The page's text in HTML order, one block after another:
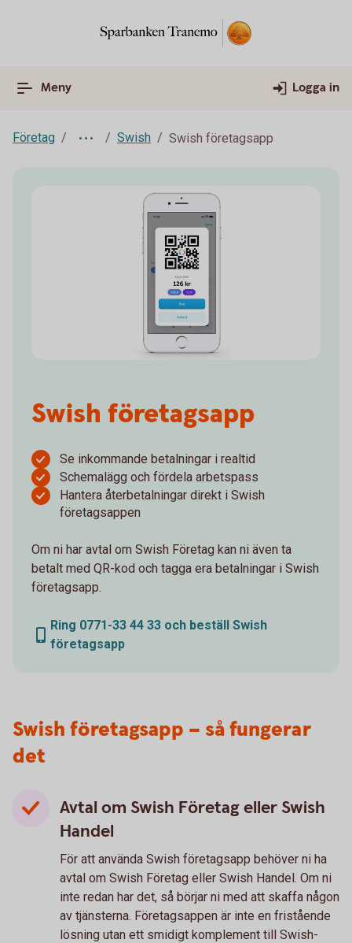
Meny Logga in
Företag Swish Swish företagsapp
Swish företagsapp
Se inkommande betalningar i realtid
Schemalägg och fördela arbetspass
Hantera återbetalningar direkt i Swish
företagsappen
Om ni har avtal om Swish Företag kan ni även ta
betalt med QR-kod och tagga era betalningar i Swish
företagsapp.
Ring 0771-33 44 33 och beställ Swish
företagsapp
Swish företagsapp – så fungerar
det
Avtal om Swish Företag eller Swish
Handel
För att använda Swish företagsapp behöver ni ha
avtal om Swish Företag eller Swish Handel. Om ni
inte redan har det, så börjar ni med att skaffa någon
av tjänsterna. Företagsappen är inte en fristående
lösning utan ett smidigt komplement till Swish-